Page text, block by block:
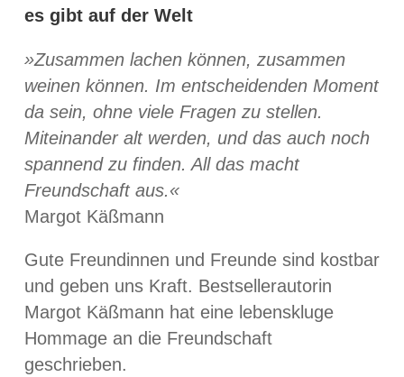
es gibt auf der Welt
»Zusammen lachen können, zusammen
weinen können. Im entscheidenden Moment
da sein, ohne viele Fragen zu stellen.
Miteinander alt werden, und das auch noch
spannend zu finden. All das macht
Freundschaft aus.«
Margot Käßmann
Gute Freundinnen und Freunde sind kostbar
und geben uns Kraft. Bestsellerautorin
Margot Käßmann hat eine lebenskluge
Hommage an die Freundschaft
geschrieben.